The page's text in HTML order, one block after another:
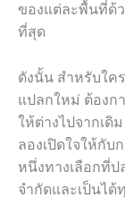
ของแต่ละพื้นที่ด้ว
ที่สุด
ดังนั้น สำหรับใค
แปลกใหม่ ต้องก
ให้ต่างไปจากเดิ
ลองเปิดใจให้กับ
หนึ่งทางเลือกที่ป
จำกัดและเป็นได้